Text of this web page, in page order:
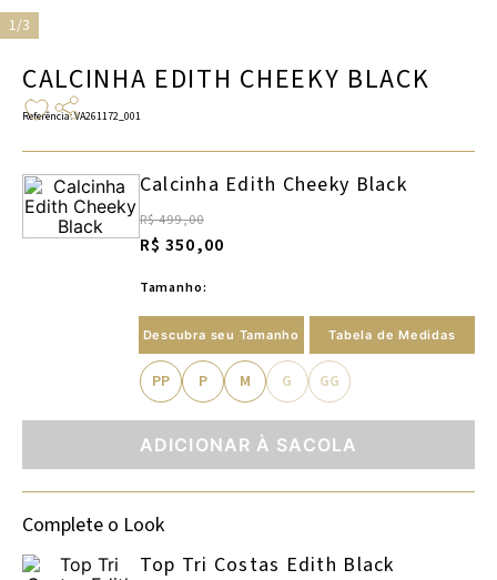
1/3
CALCINHA EDITH CHEEKY BLACK
Referência:VA261172_001
Calcinha Edith Cheeky Black
R$ 499,00
R$ 350,00
Tamanho:
Descubra seu Tamanho Tabela de Medidas
PP P M G GG
ADICIONAR À SACOLA
Complete o Look
Top Tri Costas Edith Black